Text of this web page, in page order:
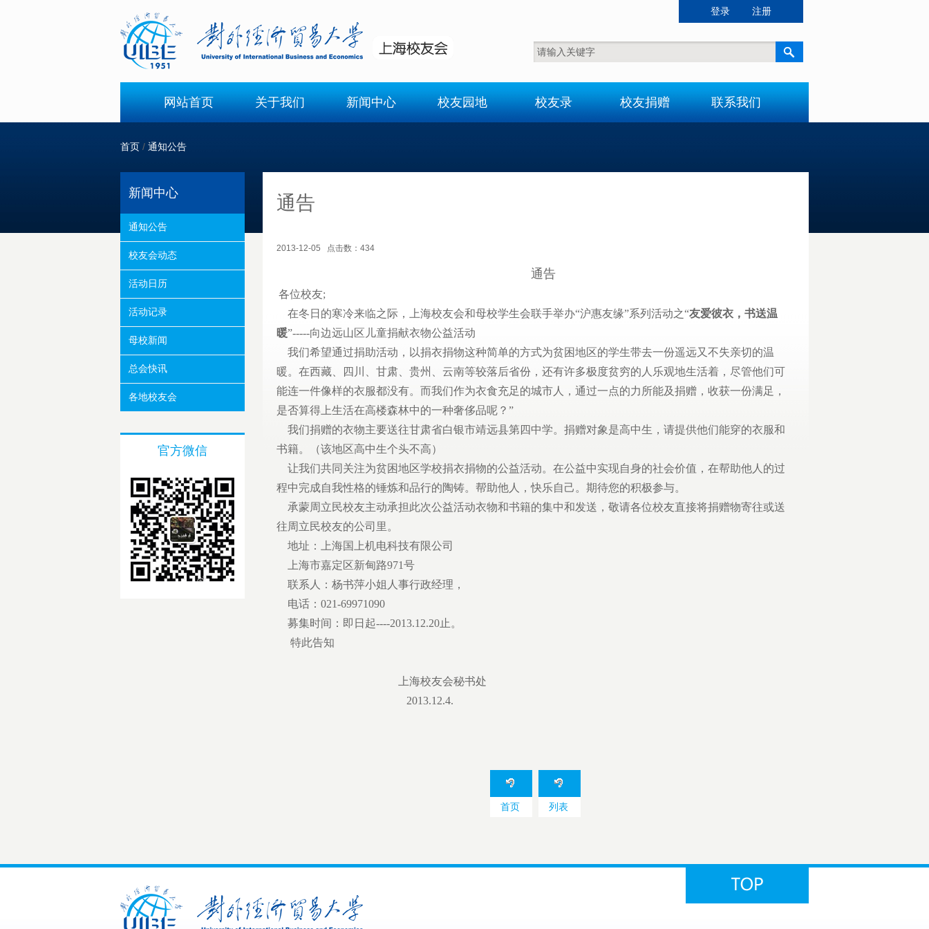
登录 注册
网站首页 关于我们 新闻中心 校友园地 校友录 校友捐赠 联系我们
首页 / 通知公告
新闻中心
通知公告
校友会动态
活动日历
活动记录
母校新闻
总会快讯
各地校友会
官方微信
通告
2013-12-05 点击数： 434
通告
各位校友;
在冬日的寒冷来临之际，上海校友会和母校学生会联手举办“沪惠友缘”系列活动之“友爱彼衣，书送温
暖”-----向边远山区儿童捐献衣物公益活动
我们希望通过捐助活动，以捐衣捐物这种简单的方式为贫困地区的学生带去一份遥远又不失亲切的温
暖。在西藏、四川、甘肃、贵州、云南等较落后省份，还有许多极度贫穷的人乐观地生活着，尽管他们可
能连一件像样的衣服都没有。而我们作为衣食充足的城市人，通过一点的力所能及捐赠，收获一份满足，
是否算得上生活在高楼森林中的一种奢侈品呢？”
我们捐赠的衣物主要送往甘肃省白银市靖远县第四中学。捐赠对象是高中生，请提供他们能穿的衣服和
书籍。（该地区高中生个头不高）
让我们共同关注为贫困地区学校捐衣捐物的公益活动。在公益中实现自身的社会价值，在帮助他人的过
程中完成自我性格的锤炼和品行的陶铸。帮助他人，快乐自己。期待您的积极参与。
承蒙周立民校友主动承担此次公益活动衣物和书籍的集中和发送，敬请各位校友直接将捐赠物寄往或送
往周立民校友的公司里。
地址：上海国上机电科技有限公司
上海市嘉定区新甸路971号
联系人：杨书萍小姐人事行政经理，
电话：021-69971090
募集时间：即日起----2013.12.20止。
特此告知
上海校友会秘书处
2013.12.4.
首页 列表